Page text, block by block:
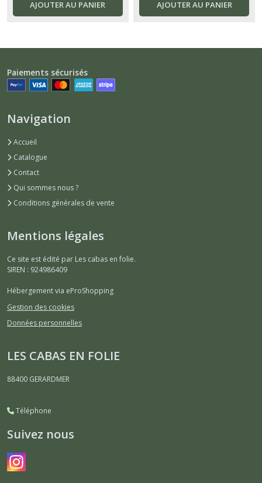
AJOUTER AU PANIER AJOUTER AU PANIER
Paiements sécurisés
Navigation
Accueil
Catalogue
Contact
Qui sommes nous ?
Conditions générales de vente
Mentions légales
Ce site est édité par Les cabas en folie.
SIREN : 924986409
Hébergement via eProShopping
Gestion des cookies
Données personnelles
LES CABAS EN FOLIE
88400 GERARDMER
Téléphone
Suivez nous